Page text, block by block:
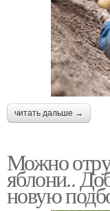
читать дальше →
Можно
яблони..
новую